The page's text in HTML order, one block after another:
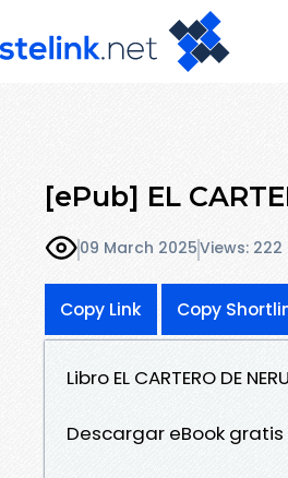
[ePub] EL
09 March 2025Views: 222
Copy Link Copy
Libro EL CARTERO DE
Descargar eBook